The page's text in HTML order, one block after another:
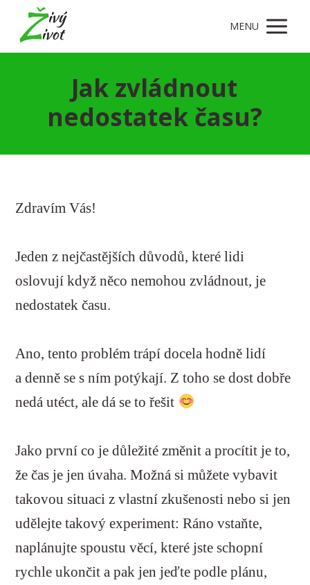
MENU
Jak zvládnout
nedostatek času?
Zdravím Vás!
Jeden z nejčastějších důvodů, které lidi
oslovují když něco nemohou zvládnout, je
nedostatek času.
Ano, tento problém trápí docela hodně lidí
a denně se s ním potýkají. Z toho se dost dobře
nedá utéct, ale dá se to řešit
Jako první co je důležité změnit a procítit je to,
že čas je jen úvaha. Možná si můžete vybavit
takovou situaci z vlastní zkušenosti nebo si jen
udělejte takový experiment: Ráno vstaňte,
naplánujte spoustu věcí, které jste schopní
rychle ukončit a pak jen jeďte podle plánu,